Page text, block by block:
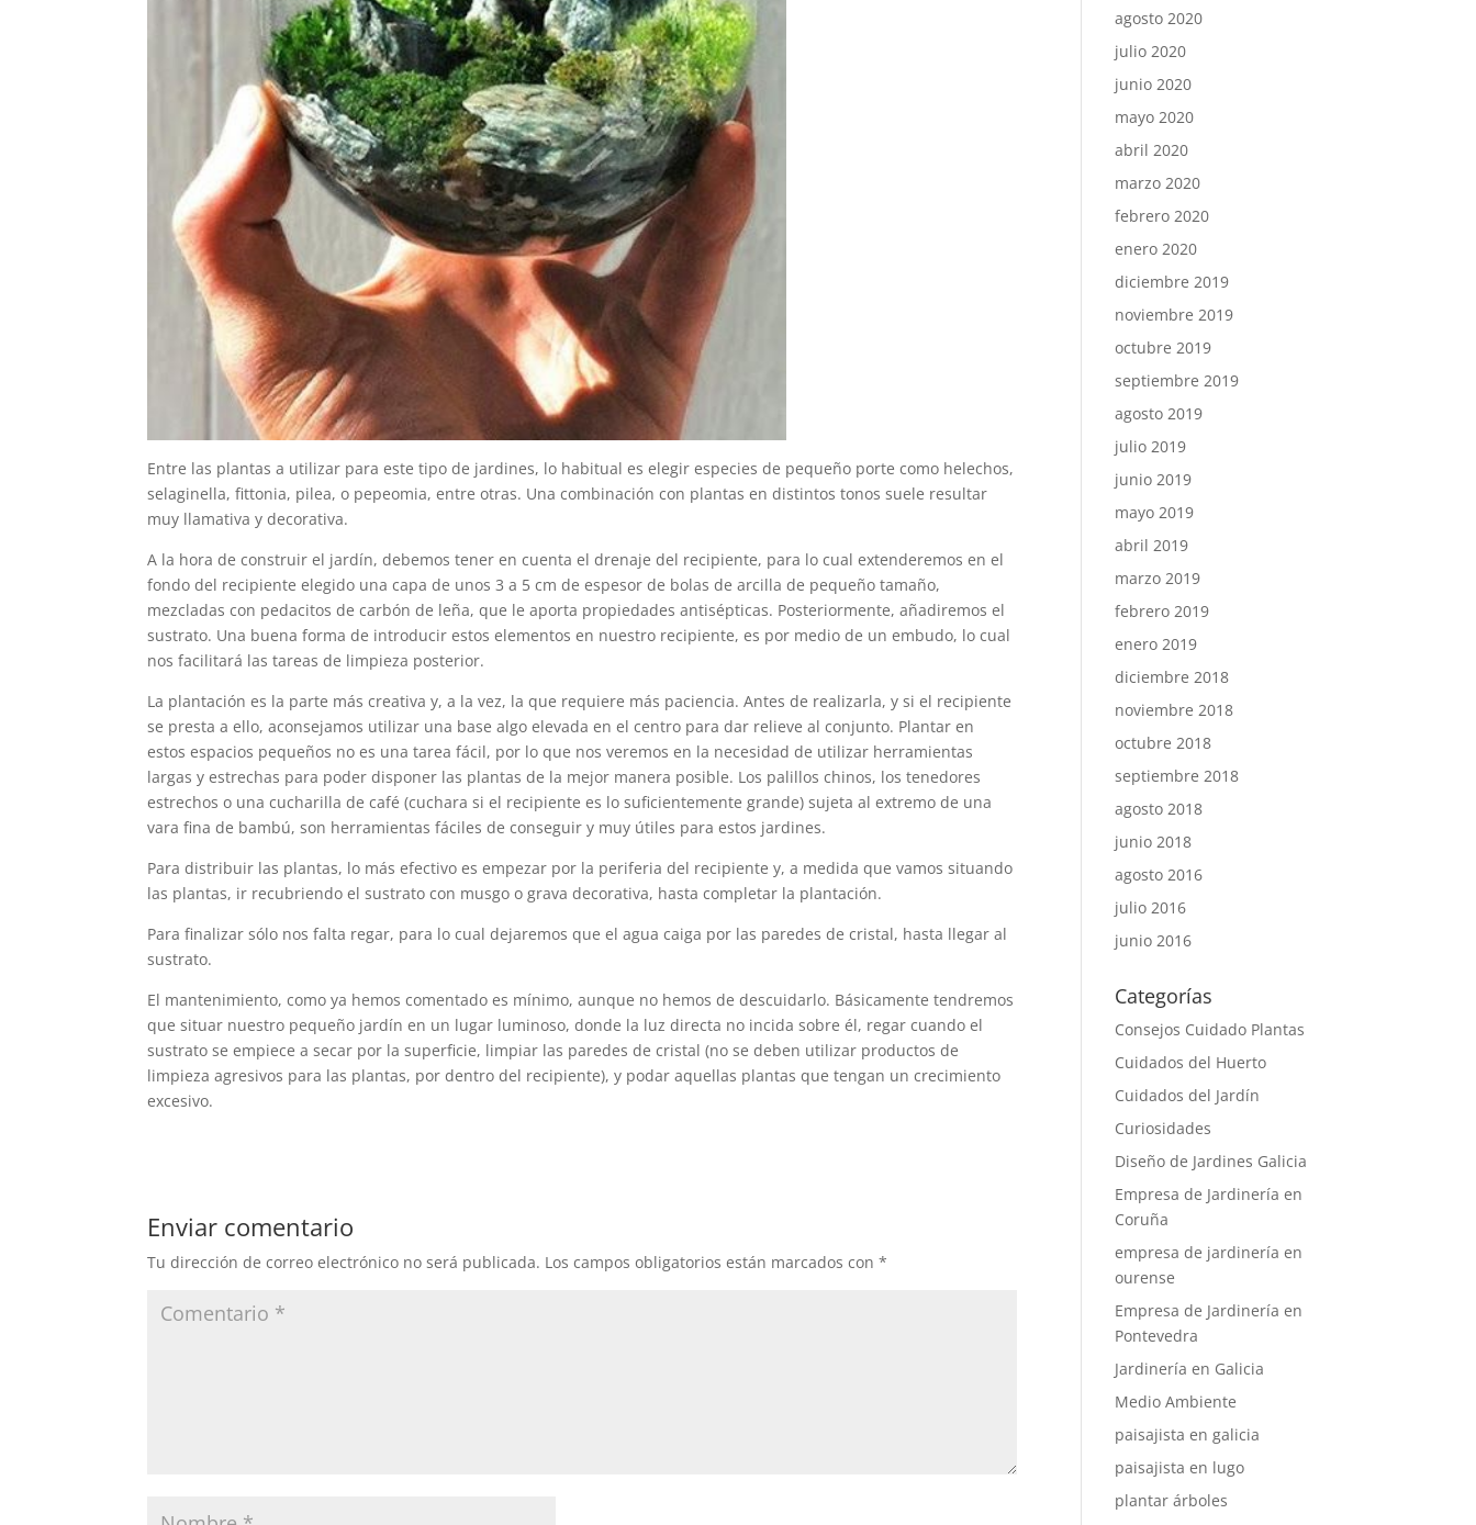
Entre las plantas a utilizar para este tipo de jardines, lo habitual es elegir especies de pequeño porte como helechos,
selaginella, fittonia, pilea, o pepeomia, entre otras. Una combinación con plantas en distintos tonos suele resultar
muy llamativa y decorativa.
A la hora de construir el jardín, debemos tener en cuenta el drenaje del recipiente, para lo cual extenderemos en el
fondo del recipiente elegido una capa de unos 3 a 5 cm de espesor de bolas de arcilla de pequeño tamaño,
mezcladas con pedacitos de carbón de leña, que le aporta propiedades antisépticas. Posteriormente, añadiremos el
sustrato. Una buena forma de introducir estos elementos en nuestro recipiente, es por medio de un embudo, lo cual
nos facilitará las tareas de limpieza posterior.
La plantación es la parte más creativa y, a la vez, la que requiere más paciencia. Antes de realizarla, y si el recipiente
se presta a ello, aconsejamos utilizar una base algo elevada en el centro para dar relieve al conjunto. Plantar en
estos espacios pequeños no es una tarea fácil, por lo que nos veremos en la necesidad de utilizar herramientas
largas y estrechas para poder disponer las plantas de la mejor manera posible. Los palillos chinos, los tenedores
estrechos o una cucharilla de café (cuchara si el recipiente es lo suficientemente grande) sujeta al extremo de una
vara fina de bambú, son herramientas fáciles de conseguir y muy útiles para estos jardines.
Para distribuir las plantas, lo más efectivo es empezar por la periferia del recipiente y, a medida que vamos situando
las plantas, ir recubriendo el sustrato con musgo o grava decorativa, hasta completar la plantación.
Para finalizar sólo nos falta regar, para lo cual dejaremos que el agua caiga por las paredes de cristal, hasta llegar al
sustrato.
El mantenimiento, como ya hemos comentado es mínimo, aunque no hemos de descuidarlo. Básicamente tendremos
que situar nuestro pequeño jardín en un lugar luminoso, donde la luz directa no incida sobre él, regar cuando el
sustrato se empiece a secar por la superficie, limpiar las paredes de cristal (no se deben utilizar productos de
limpieza agresivos para las plantas, por dentro del recipiente), y podar aquellas plantas que tengan un crecimiento
excesivo.
Enviar comentario
Tu dirección de correo electrónico no será publicada. Los campos obligatorios están marcados con*
agosto 2020
julio 2020
junio 2020
mayo 2020
abril 2020
marzo 2020
febrero 2020
enero 2020
diciembre 2019
noviembre 2019
octubre 2019
septiembre 2019
agosto 2019
julio 2019
junio 2019
mayo 2019
abril 2019
marzo 2019
febrero 2019
enero 2019
diciembre 2018
noviembre 2018
octubre 2018
septiembre 2018
agosto 2018
junio 2018
agosto 2016
julio 2016
junio 2016
Categorías
Consejos Cuidado Plantas
Cuidados del Huerto
Cuidados del Jardín
Curiosidades
Diseño de Jardines Galicia
Empresa de Jardinería en
Coruña
empresa de jardinería en
ourense
Empresa de Jardinería en
Pontevedra
Jardinería en Galicia
Medio Ambiente
paisajista en galicia
paisajista en lugo
plantar árboles